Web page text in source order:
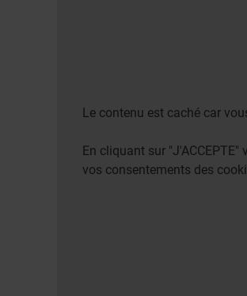
Le contenu est caché car
En cliquant sur
vos consentements des